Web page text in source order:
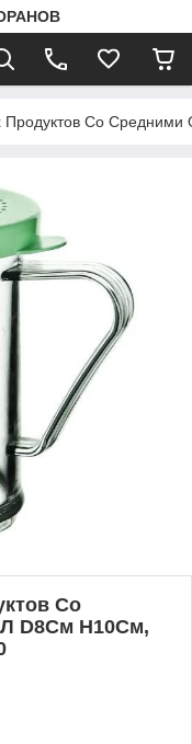
Продуктов Со
Со
D8См H10См,